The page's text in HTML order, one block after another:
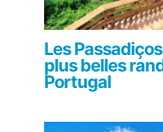
Les
plus belles
Portugal